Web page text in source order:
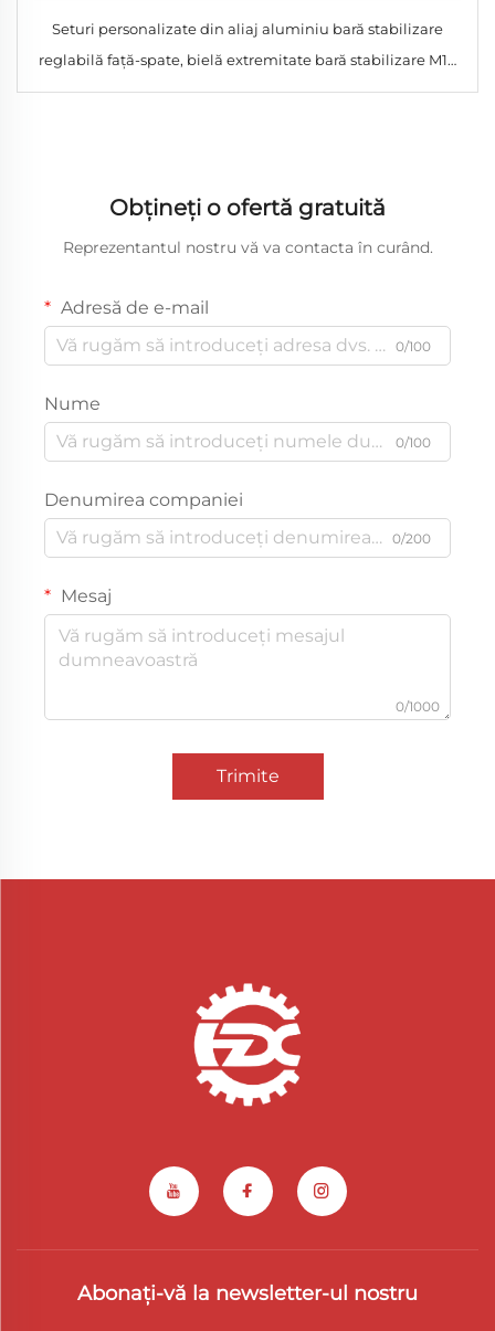
Seturi personalizate din aliaj aluminiu bară stabilizare
reglabilă față-spate, bielă extremitate bară stabilizare M10
M12 cu tijă filetată
Obțineți o ofertă gratuită
Reprezentantul nostru vă va contacta în curând.
Adresă de e-mail
0/100
Nume
0/100
Denumirea companiei
0/200
Mesaj
0/1000
Trimite
Abonați-vă la newsletter-ul nostru